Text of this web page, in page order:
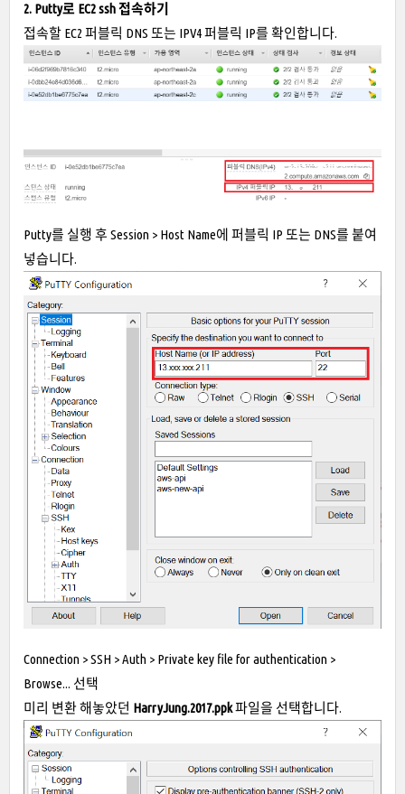
2. Putty로 EC2 ssh 접속하기
접속할 EC2 퍼블릭 DNS 또는 IPV4 퍼블릭 IP를 확인합니다.
Putty를 실행 후 Session > Host Name에 퍼블릭 IP 또는 DNS를 붙여
넣습니다.
Connection > SSH > Auth > Private key file for authentication >
Browse... 선택
미리 변환 해놓았던 HarryJung.2017.ppk파일을 선택합니다.